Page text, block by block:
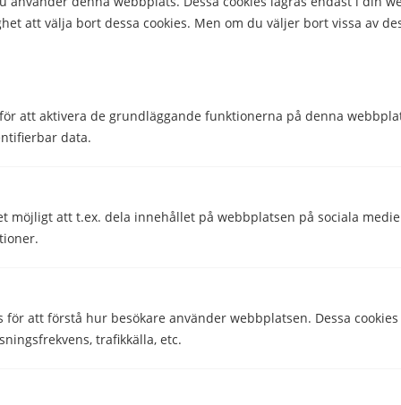
att välja bort dessa cookies. Men om du väljer bort vissa av
att aktivera de grundläggande funktionerna på denna
data.
möjligt att t.ex. dela innehållet på webbplatsen på sociala
för att förstå hur besökare använder webbplatsen. Dessa
trafikkälla, etc.
Surfa
Utomlands
Skriven av